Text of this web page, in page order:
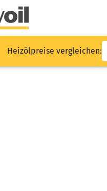
Heizölpreise vergleichen: